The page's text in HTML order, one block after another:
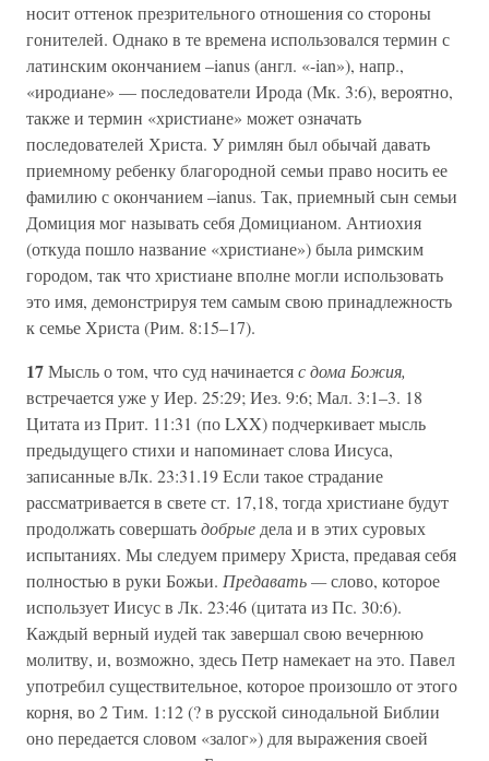
носит оттенок презрительного отношения со стороны
гонителей. Однако в те времена использовался термин с
латинским окончанием –ianus (англ. «-ian»), напр.,
«иродиане» — последователи Ирода (Мк. 3:6), вероятно,
также и термин «христиане» может означать
последователей Христа. У римлян был обычай давать
приемному ребенку благородной семьи право носить ее
фамилию с окончанием –ianus. Так, приемный сын семьи
Домиция мог называть себя Домицианом. Антиохия
(откуда пошло название «христиане») была римским
городом, так что христиане вполне могли использовать
это имя, демонстрируя тем самым свою принадлежность
к семье Христа (Рим. 8:15–17).
17Мысль о том, что суд начинаетсяс дома Божия,
встречается уже у Иер. 25:29; Иез. 9:6; Мал. 3:1–3. 18
Цитата из Прит. 11:31 (по LXX) подчеркивает мысль
предыдущего стихи и напоминает слова Иисуса,
записанные вЛк. 23:31.19 Если такое страдание
рассматривается в свете ст. 17,18, тогда христиане будут
продолжать совершатьдобрые дела и в этих суровых
испытаниях. Мы следуем примеру Христа, предавая себя
полностью в руки Божьи. Предавать —слово, которое
использует Иисус в Лк. 23:46 (цитата из Пс. 30:6).
Каждый верный иудей так завершал свою вечернюю
молитву, и, возможно, здесь Петр намекает на это. Павел
употребил существительное, которое произошло от этого
корня, во 2 Тим. 1:12 (? в русской синодальной Библии
оно передается словом «залог») для выражения своей